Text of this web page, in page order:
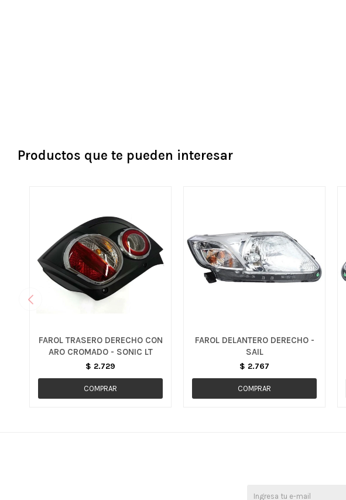
Productos que te pueden interesar
FAROL TRASERO DERECHO CON
ARO CROMADO - SONIC LT
$ 2.729
FAROL DELANTERO DERECHO -
SAIL
$ 2.767